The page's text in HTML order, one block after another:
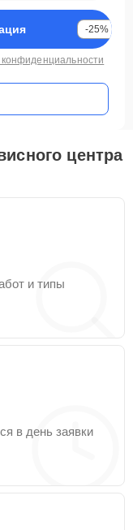
-25%
центра
и типы
в день заявки